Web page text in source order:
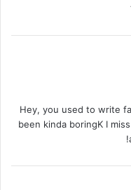
Hey, you used to write
been kinda boringK I